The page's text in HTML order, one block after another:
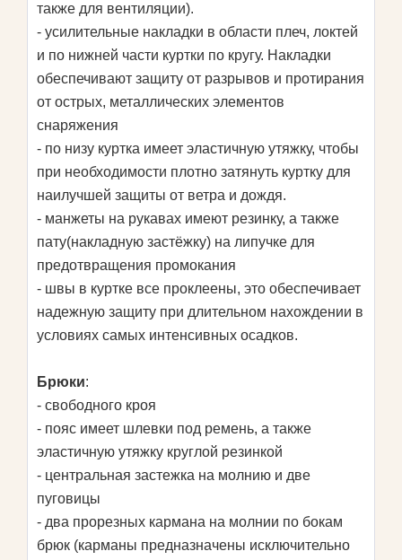
также для вентиляции).
- усилительные накладки в области плеч, локтей
и по нижней части куртки по кругу. Накладки
обеспечивают защиту от разрывов и протирания
от острых, металлических элементов
снаряжения
- по низу куртка имеет эластичную утяжку, чтобы
при необходимости плотно затянуть куртку для
наилучшей защиты от ветра и дождя.
- манжеты на рукавах имеют резинку, а также
пату(накладную застёжку) на липучке для
предотвращения промокания
- швы в куртке все проклеены, это обеспечивает
надежную защиту при длительном нахождении в
условиях самых интенсивных осадков.
Брюки:
- свободного кроя
- пояс имеет шлевки под ремень, а также
эластичную утяжку круглой резинкой
- центральная застежка на молнию и две
пуговицы
- два прорезных кармана на молнии по бокам
брюк (карманы предназначены исключительно